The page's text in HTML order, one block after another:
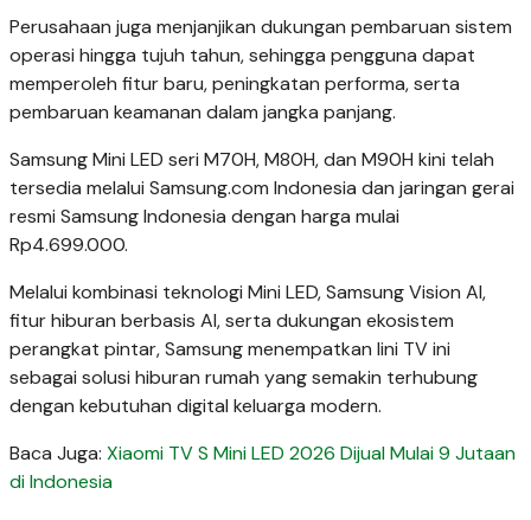
Perusahaan juga menjanjikan dukungan pembaruan sistem
operasi hingga tujuh tahun, sehingga pengguna dapat
memperoleh fitur baru, peningkatan performa, serta
pembaruan keamanan dalam jangka panjang.
Samsung Mini LED seri M70H, M80H, dan M90H kini telah
tersedia melalui Samsung.com Indonesia dan jaringan gerai
resmi Samsung Indonesia dengan harga mulai
Rp4.699.000.
Melalui kombinasi teknologi Mini LED, Samsung Vision AI,
fitur hiburan berbasis AI, serta dukungan ekosistem
perangkat pintar, Samsung menempatkan lini TV ini
sebagai solusi hiburan rumah yang semakin terhubung
dengan kebutuhan digital keluarga modern.
Baca Juga: Xiaomi TV S Mini LED 2026 Dijual Mulai 9 Jutaan
di Indonesia